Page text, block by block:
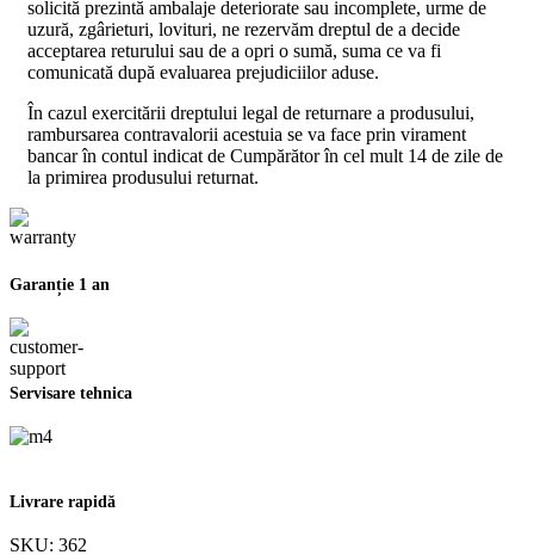
solicită prezintă ambalaje deteriorate sau incomplete, urme de
uzură, zgârieturi, lovituri, ne rezervăm dreptul de a decide
acceptarea returului sau de a opri o sumă, suma ce va fi
comunicată după evaluarea prejudiciilor aduse.
În cazul exercitării dreptului legal de returnare a produsului,
rambursarea contravalorii acestuia se va face prin virament
bancar în contul indicat de Cumpărător în cel mult 14 de zile de
la primirea produsului returnat.
Garanție 1 an
Servisare tehnica
Livrare rapidă
SKU: 362